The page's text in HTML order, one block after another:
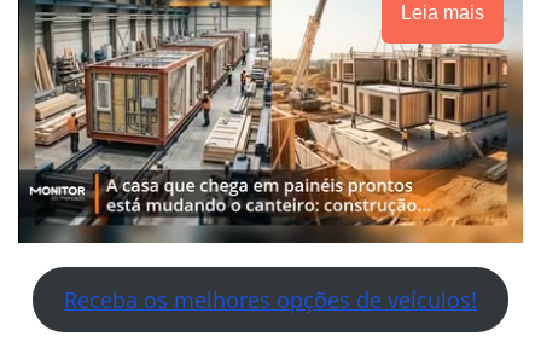
Leia mais
Receba os melhores opções de veículos!